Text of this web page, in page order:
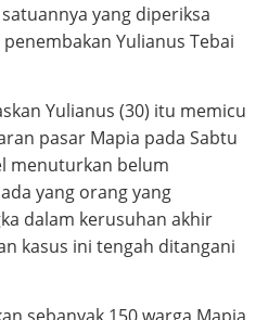
yang diperiksa
Yulianus Tebai
Yulianus (30) itu memicu
pasar Mapia pada Sabtu
menuturkan belum
yang orang yang
dalam kerusuhan akhir
kasus ini tengah ditangani